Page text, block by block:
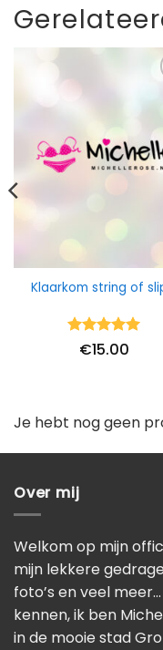
Klaarkom string of
Waardering
€15.00
Je hebt nog geen
Over mij
Welkom op mijn
mijn lekkere
foto’s en veel
kennen, ik ben
in de mooie stad